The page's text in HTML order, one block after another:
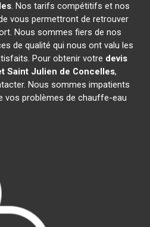
. Nos tarifs compétitifs et nos
vous permettront de retrouver
Nous sommes fiers de nos
de qualité qui nous ont valu les
Pour obtenir votre devis
Saint Julien de Concelles,
Nous sommes impatients
vos problèmes de chauffe-eau